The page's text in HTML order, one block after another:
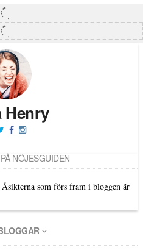
Henry
NÖJESGUIDEN
som förs fram i bloggen är